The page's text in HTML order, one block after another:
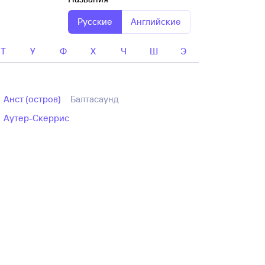
Русские
Английские
Т У Ф Х Ч Ш Э
Анст (остров)
Балтасаунд
Аутер-Скеррис